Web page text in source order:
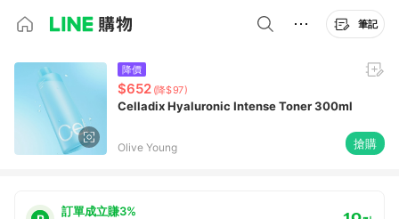
筆記
降價
$652 (降$97)
Celladix Hyaluronic Intense Toner 300ml
Olive Young 搶購
訂單成立賺3%